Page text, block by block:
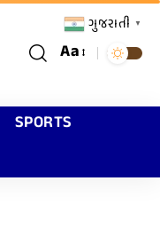
Aa
SPORTS
ગુજરાતી ▼